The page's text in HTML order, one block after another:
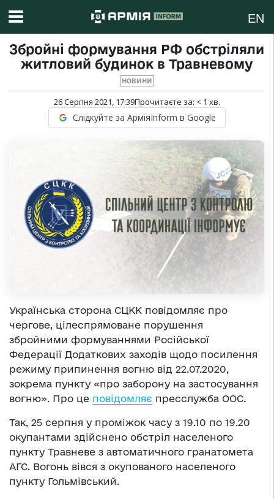
EN
Збройні формування РФ обстріляли
житловий будинок в Травневому
НОВИНИ
26 Серпня 2021, 17:39Прочитаєте за: < 1 хв.
Слідкуйте за АрміяInform в Google
Українська сторона СЦКК повідомляє про
чергове, цілеспрямоване порушення
збройними формуваннями Російської
Федерації Додаткових заходів щодо посилення
режиму припинення вогню від 22.07.2020,
зокрема пункту «про заборону на застосування
вогню». Про це повідомляє пресслужба ООС.
Так, 25 серпня у проміжок часу з 19.10 по 19.20
окупантами здійснено обстріл населеного
пункту Травневе з автоматичного гранатомета
АГС. Вогонь вівся з окупованого населеного
пункту Гольмівський.